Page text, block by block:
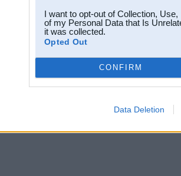
I want to opt-out of Collection,
of my Personal Data that Is
it was collected.
Opted Out
CONFIRM
Data Deletion